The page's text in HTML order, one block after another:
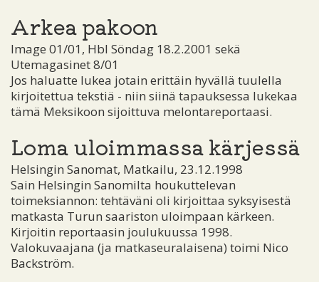
Arkea pakoon
Image 01/01, Hbl Söndag 18.2.2001 sekä
Utemagasinet 8/01
Jos haluatte lukea jotain erittäin hyvällä tuulella
kirjoitettua tekstiä - niin siinä tapauksessa lukekaa
tämä Meksikoon sijoittuva melontareportaasi.
Loma uloimmassa kärjessä
Helsingin Sanomat, Matkailu, 23.12.1998
Sain Helsingin Sanomilta houkuttelevan
toimeksiannon: tehtäväni oli kirjoittaa syksyisestä
matkasta Turun saariston uloimpaan kärkeen.
Kirjoitin reportaasin joulukuussa 1998.
Valokuvaajana (ja matkaseuralaisena) toimi Nico
Backström.